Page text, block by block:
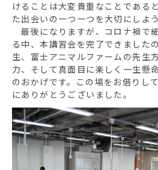
けることは大変貴重なことである
た出会いの一つ一つを大切にしよ
最後になりますが、コロナ禍で
る中、本講習会を完了できました
生、富士アニマルファームの先生
力、そして真面目に楽しく一生懸
のおかげです。この場をお借りし
にありがとうございました。